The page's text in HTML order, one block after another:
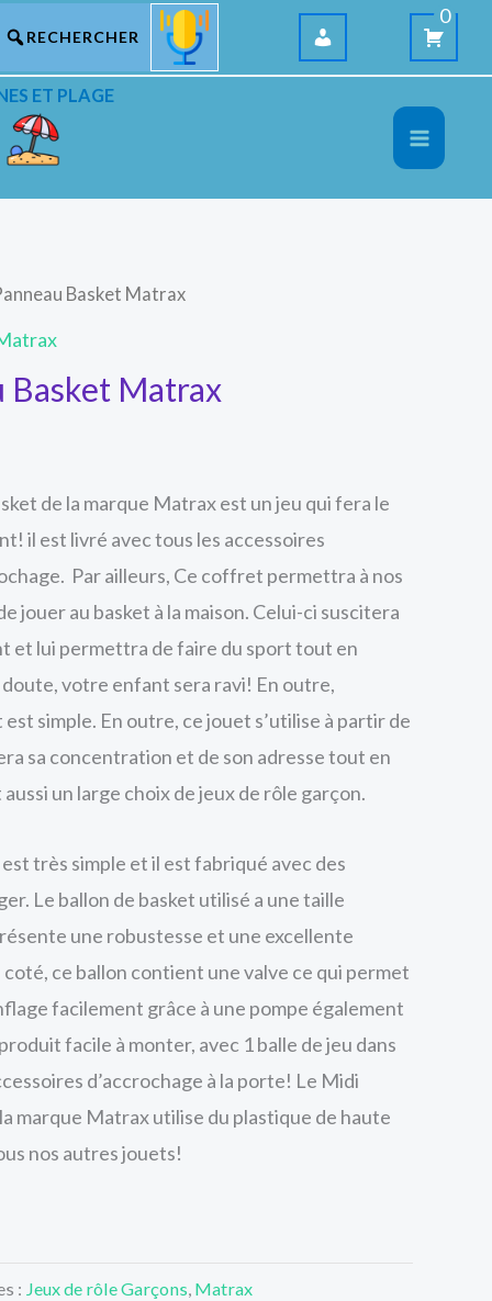
0
ET PLAGE
Basket Matrax
Basket Matrax
de la marque Matrax est un jeu qui fera le
il est livré avec tous les accessoires
Par ailleurs, Ce coffret permettra à nos
jouer au basket à la maison. Celui-ci suscitera
et lui permettra de faire du sport tout en
doute, votre enfant sera ravi! En outre,
simple. En outre, ce jouet s’utilise à partir de
sa concentration et de son adresse tout en
un large choix de jeux de rôle garçon.
est très simple et il est fabriqué avec des
Le ballon de basket utilisé a une taille
une robustesse et une excellente
ce ballon contient une valve ce qui permet
facilement grâce à une pompe également
facile à monter, avec 1 balle de jeu dans
d’accrochage à la porte! Le Midi
marque Matrax utilise du plastique de haute
nos autres jouets!
: Jeux de rôle Garçons, Matrax